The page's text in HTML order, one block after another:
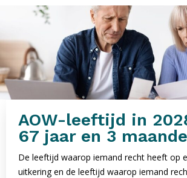
AOW-leeftijd in
67 jaar en 3
De leeftijd waarop iemand recht heeft op
uitkering en de leeftijd waarop iemand